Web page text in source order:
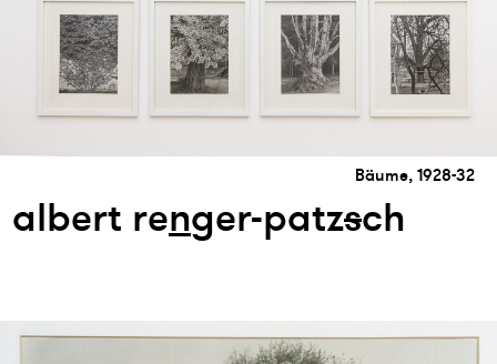
Bäume, 1928-32
albert renger-patzsch